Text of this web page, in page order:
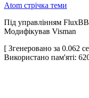
Atom стрічка теми
Під управлінням FluxBB
Модифікував Visman
[ Згенеровано за 0.062
Використано пам'яті: